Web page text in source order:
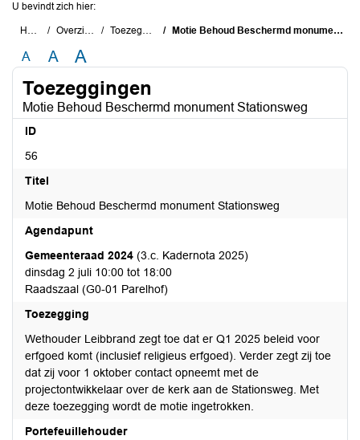
U bevindt zich hier:
Home Overzichten Toezeggingen Motie Behoud Beschermd monument Stationsweg
A A A
Toezeggingen
Motie Behoud Beschermd monument Stationsweg
ID
56
Titel
Motie Behoud Beschermd monument Stationsweg
Agendapunt
Gemeenteraad 2024 (3.c. Kadernota 2025)
dinsdag 2 juli 10:00 tot 18:00
Raadszaal (G0-01 Parelhof)
Toezegging
Wethouder Leibbrand zegt toe dat er Q1 2025 beleid voor
erfgoed komt (inclusief religieus erfgoed). Verder zegt zij toe
dat zij voor 1 oktober contact opneemt met de
projectontwikkelaar over de kerk aan de Stationsweg. Met
deze toezegging wordt de motie ingetrokken.
Portefeuillehouder